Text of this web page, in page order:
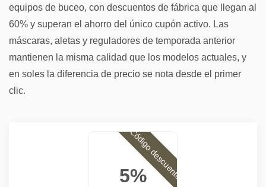
equipos de buceo, con descuentos de fábrica que llegan al
60% y superan el ahorro del único cupón activo. Las
máscaras, aletas y reguladores de temporada anterior
mantienen la misma calidad que los modelos actuales, y
en soles la diferencia de precio se nota desde el primer
clic.
5%
Código descuento